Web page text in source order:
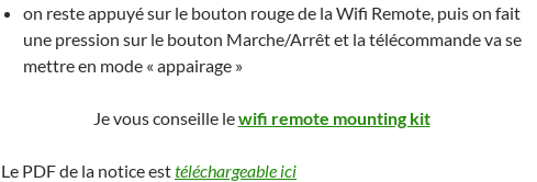
on reste appuyé sur le bouton rouge de la Wifi Remote, puis on fait
une pression sur le bouton Marche/Arrêt et la télécommande va se
mettre en mode « appairage »
Je vous conseille lewifi remote mounting kit
Le PDF de la notice esttéléchargeable ici